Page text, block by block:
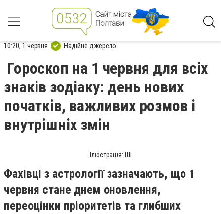
10:20, 1 червня Надійне джерело
Гороскоп на 1 червня для всіх
знаків зодіаку: день нових
початків, важливих розмов і
внутрішніх змін
Ілюстрація: ШІ
Фахівці з астрології зазначають, що 1
червня стане днем оновлення,
переоцінки пріоритетів та глибших